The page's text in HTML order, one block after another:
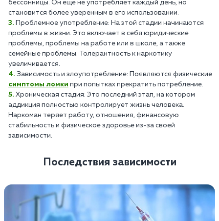
бессонницы. Он еще не употребляет каждый день, но
становится более уверенным в его использовании.
Проблемное употребление: На этой стадии начинаются
проблемы в жизни. Это включает в себя юридические
проблемы, проблемы на работе или в школе, а также
семейные проблемы. Толерантность к наркотику
увеличивается.
Зависимость и злоупотребление: Появляются физические
симптомы ломки при попытках прекратить потребление.
Хроническая стадия: Это последний этап, на котором
аддикция полностью контролирует жизнь человека.
Наркоман теряет работу, отношения, финансовую
стабильность и физическое здоровье из-за своей
зависимости.
Последствия зависимости